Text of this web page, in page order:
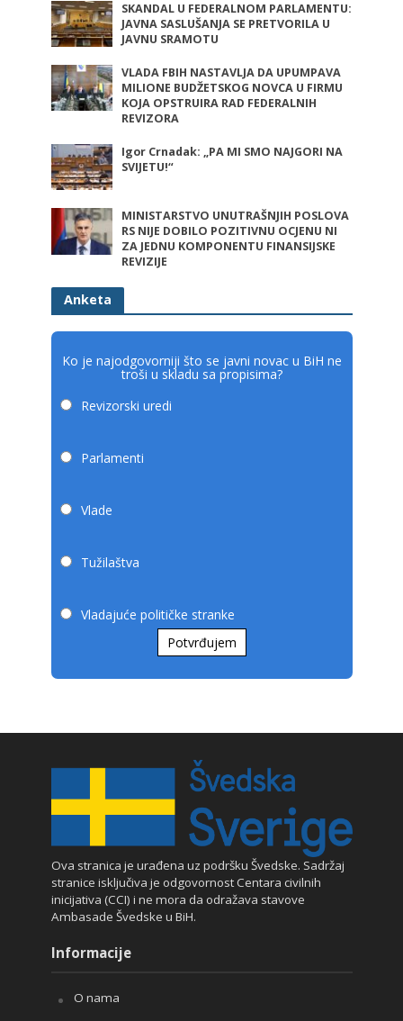
SKANDAL U FEDERALNOM PARLAMENTU:
JAVNA SASLUŠANJA SE PRETVORILA U
JAVNU SRAMOTU
VLADA FBIH NASTAVLJA DA UPUMPAVA
MILIONE BUDŽETSKOG NOVCA U FIRMU
KOJA OPSTRUIRA RAD FEDERALNIH
REVIZORA
Igor Crnadak: „PA MI SMO NAJGORI NA
SVIJETU!“
MINISTARSTVO UNUTRAŠNJIH POSLOVA
RS NIJE DOBILO POZITIVNU OCJENU NI
ZA JEDNU KOMPONENTU FINANSIJSKE
REVIZIJE
Anketa
Ko je najodgovorniji što se javni novac u BiH ne
troši u skladu sa propisima?
Revizorski uredi
Parlamenti
Vlade
Tužilaštva
Vladajuće političke stranke
Potvrđujem
Ova stranica je urađena uz podršku Švedske. Sadržaj
stranice isključiva je odgovornost Centara civilnih
inicijativa (CCI) i ne mora da odražava stavove
Ambasade Švedske u BiH.
Informacije
O nama